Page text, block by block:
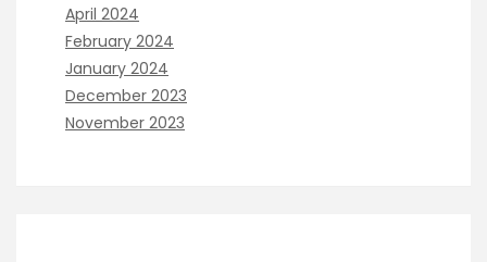
April 2024
February 2024
January 2024
December 2023
November 2023